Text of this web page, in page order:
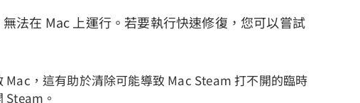
法在 Mac 上運行。若要執行快速修復，您可以嘗試
Mac，這有助於清除可能導致 Mac Steam 打不開的臨時
Steam。